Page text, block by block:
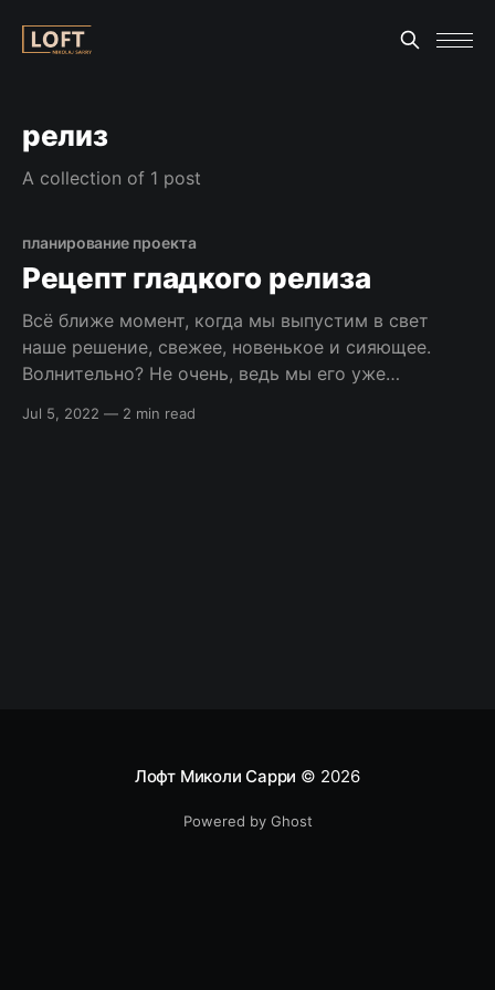
релиз
A collection of 1 post
планирование проекта
Рецепт гладкого релиза
Всё ближе момент, когда мы выпустим в свет
наше решение, свежее, новенькое и сияющее.
Волнительно? Не очень, ведь мы его уже
для проверки, насколько решение готово к
Jul 5, 2022 — 2 min read
Лофт Миколи Сарри © 2026
Powered by Ghost